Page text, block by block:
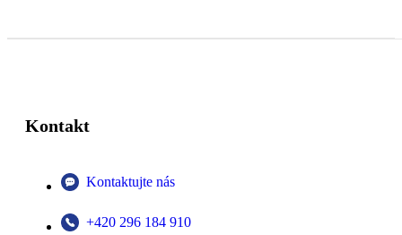
Kontakt
Kontaktujte nás
+420 296 184 910